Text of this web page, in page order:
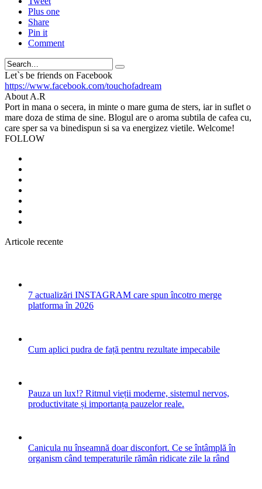
Plus one
Share
Pin it
Comment
Search
Let`s be friends on Facebook
https://www.facebook.com/touchofadream
About A.R
Port in mana o secera, in minte o mare guma de sters, iar in suflet o
mare doza de stima de sine. Blogul are o aroma subtila de cafea cu,
care sper sa va binedispun si sa va energizez vietile. Welcome!
FOLLOW
Articole recente
7 actualizări INSTAGRAM care spun încotro merge
platforma în 2026
Cum aplici pudra de față pentru rezultate impecabile
Pauza un lux!? Ritmul vieții moderne, sistemul nervos,
productivitate și importanța pauzelor reale.
Canicula nu înseamnă doar disconfort. Ce se întâmplă în
organism când temperaturile rămân ridicate zile la rând